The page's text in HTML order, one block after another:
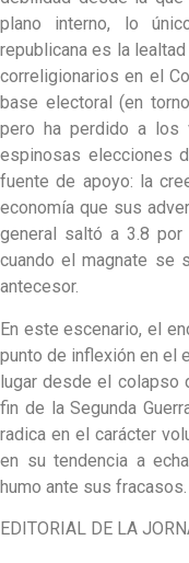
plano interno, lo
republicana es la
correligionarios en el
base electoral (en
pero ha perdido a los
espinosas elecciones
fuente de apoyo: la
economía que sus
general saltó a 3.8
cuando el magnate se
antecesor.
En este escenario, el
punto de inflexión en el
lugar desde el colapso
fin de la Segunda
radica en el carácter
en su tendencia a
humo ante sus fracasos.
EDITORIAL DE LA